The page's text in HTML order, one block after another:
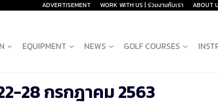
ADVERTISEMENT WORK WITH US | ร่วมงานกับเรา ABOUT
EQUIPMENT NEWS GOLF COURSES
28 กรกฎาคม 2563